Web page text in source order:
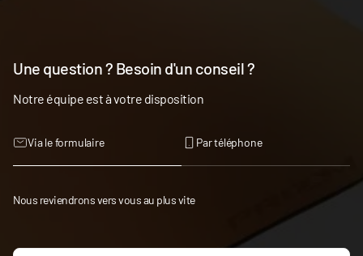
Une question ? Besoin d'un conseil ?
Notre équipe est à votre disposition
Via le formulaire Par téléphone
Nous reviendrons vers vous au plus vite